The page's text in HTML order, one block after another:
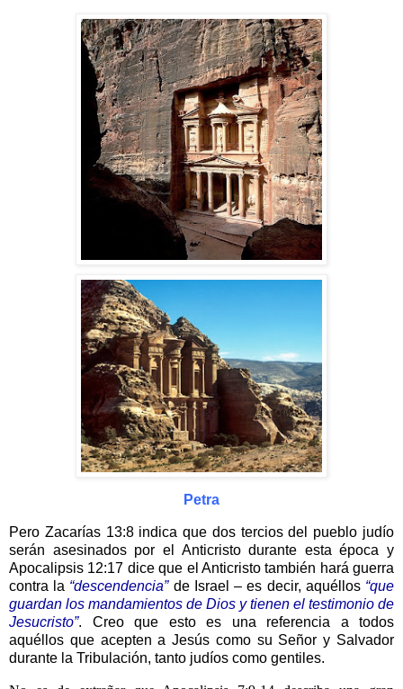
Petra
Pero Zacarías 13:8 indica que dos tercios del pueblo judío
serán asesinados por el Anticristo durante esta época y
Apocalipsis 12:17 dice que el Anticristo también hará guerra
contra la “descendencia” de Israel – es decir, aquéllos “que
guardan los mandamientos de Dios y tienen el testimonio de
Jesucristo”. Creo que esto es una referencia a todos
aquéllos que acepten a Jesús como su Señor y Salvador
durante la Tribulación, tanto judíos como gentiles.